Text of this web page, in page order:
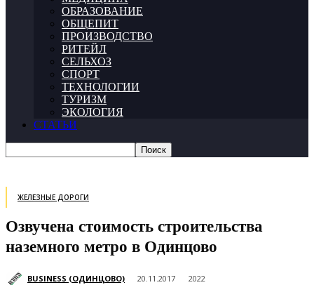
ОБРАЗОВАНИЕ
ОБЩЕПИТ
ПРОИЗВОДСТВО
РИТЕЙЛ
СЕЛЬХОЗ
СПОРТ
ТЕХНОЛОГИИ
ТУРИЗМ
ЭКОЛОГИЯ
СТАТЬИ
ЖЕЛЕЗНЫЕ ДОРОГИ
Озвучена стоимость строительства
наземного метро в Одинцово
BUSINESS (ОДИНЦОВО) 20.11.2017 2022